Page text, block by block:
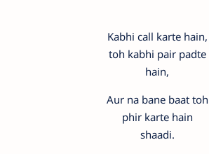
Kabhi call karte hain,
toh kabhi pair padte
hain,
Aur na bane baat toh
phir karte hain
shaadi.